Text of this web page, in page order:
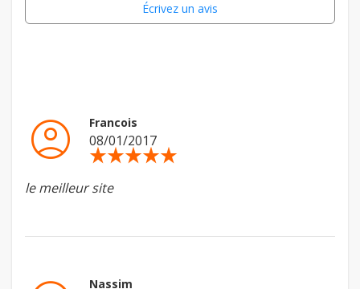
Écrivez un avis
account_circle Francois
08/01/2017
star_ratestar_ratestar_ratestar_ratestar_rate
le meilleur site
Nassim